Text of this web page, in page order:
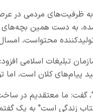
مردمی در عرصه
به دست همین
محتواست،
تبلیغات اسلامی
پیام‌های کلان است،
گفت: ما معتقدیم در
زندگی است" به یک